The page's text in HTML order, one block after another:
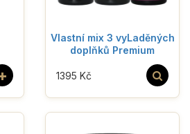
Vlastní mix 3 vyLaděných
doplňků Premium
1395 Kč